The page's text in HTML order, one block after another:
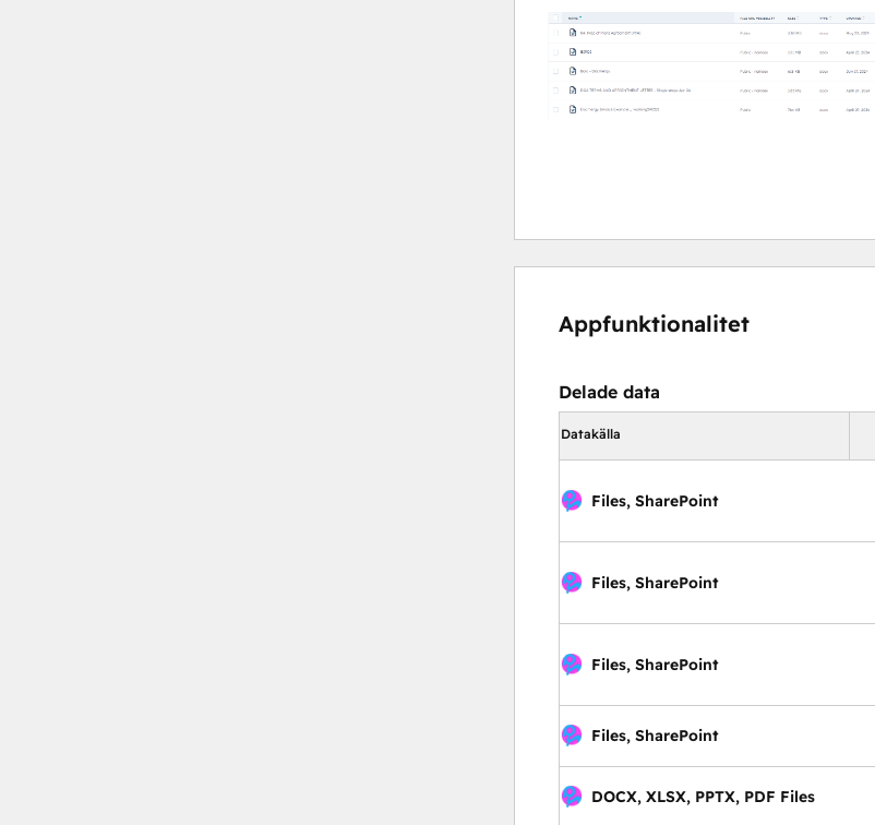
Appfunktionalitet
Delade data
Datakälla
Files, SharePoint
Files, SharePoint
Files, SharePoint
Files, SharePoint
DOCX, XLSX, PPTX, PDF Files